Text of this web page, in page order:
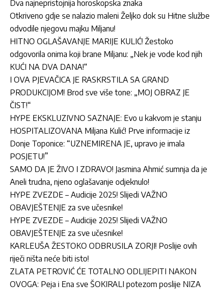
Dva najnepristojnija horoskopska znaka
Otkriveno gdje se nalazio maleni Željko dok su Hitne službe
odvodile njegovu majku Miljanu!
HITNO OGLAŠAVANJE MARIJE KULIĆ! Žestoko
odgovorila onima koji brane Miljanu: „Nek je vode kod njih
KUĆI NA DVA DANA!“
I OVA PJEVAČICA JE RASKRSTILA SA GRAND
PRODUKCIJOM! Brod sve više tone: „MOJ OBRAZ JE
ČIST!“
HYPE EKSKLUZIVNO SAZNAJE: Evo u kakvom je stanju
HOSPITALIZOVANA Miljana Kulić! Prve informacije iz
Donje Toponice: “UZNEMIRENA JE, upravo je imala
POSJETU!”
SAMO DA JE ŽIVO I ZDRAVO! Jasmina Ahmić sumnja da je
Aneli trudna, njeno oglašavanje odjeknulo!
HYPE ZVEZDE – Audicije 2025! Slijedi VAŽNO
OBAVJEŠTENJE za sve učesnike!
HYPE ZVEZDE – Audicije 2025! Slijedi VAŽNO
OBAVJEŠTENJE za sve učesnike!
KARLEUŠA ŽESTOKO ODBRUSILA ZORJI! Poslije ovih
riječi ništa neće biti isto!
ZLATA PETROVIĆ ĆE TOTALNO ODLIJEPITI NAKON
OVOGA: Peja i Ena sve ŠOKIRALI potezom poslije NIZA